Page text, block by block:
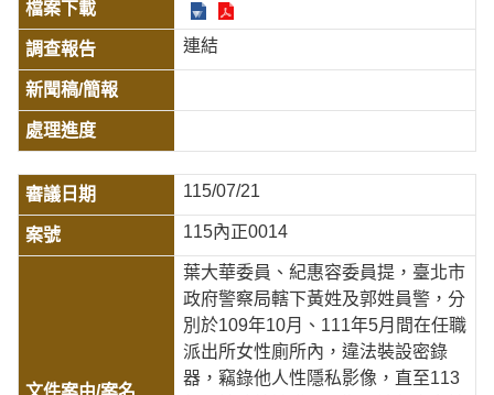
連結
115/07/21
115內正0014
葉大華委員、紀惠容委員提，臺北市
政府警察局轄下黃姓及郭姓員警，分
別於109年10月、111年5月間在任職
派出所女性廁所內，違法裝設密錄
器，竊錄他人性隱私影像，直至113